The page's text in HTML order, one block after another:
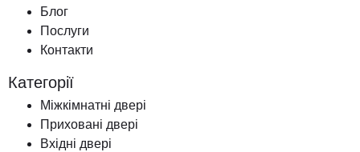
Блог
Послуги
Контакти
Категорії
Міжкімнатні двері
Приховані двері
Вхідні двері